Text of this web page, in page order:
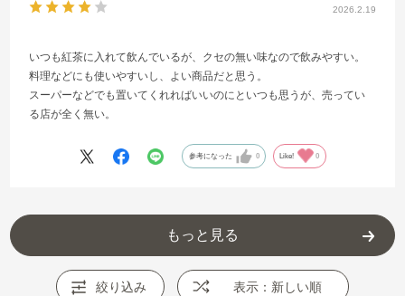
2026.2.19
いつも紅茶に入れて飲んでいるが、クセの無い味なので飲みやすい。
料理などにも使いやすいし、よい商品だと思う。
スーパーなどでも置いてくれればいいのにといつも思うが、売ってい
る店が全く無い。
参考になった 0 Like! 0
もっと見る
絞り込み 表示：新しい順